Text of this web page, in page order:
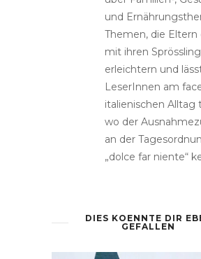
und
Themen, die Eltern
mit ihren
erleichtern und
LeserInnen am
italienischen Alltag
wo der
an der
„dolce far niente“
DIES KOENNTE DIR
GEFALLEN